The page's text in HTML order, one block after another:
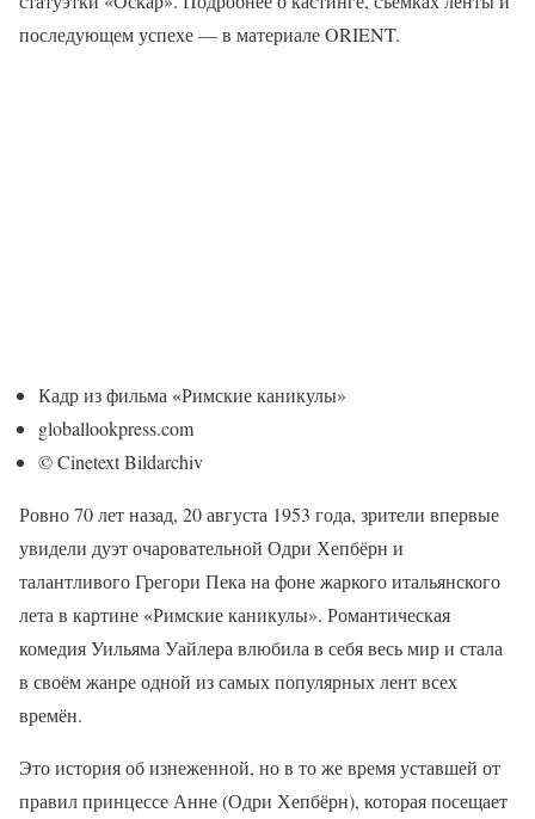
последующем успехе — в материале ORIENT.
Кадр из фильма «Римские каникулы»
globallookpress.com
© Cinetext Bildarchiv
Ровно 70 лет назад, 20 августа 1953 года, зрители впервые
увидели дуэт очаровательной Одри Хепбёрн и
талантливого Грегори Пека на фоне жаркого итальянского
лета в картине «Римские каникулы». Романтическая
комедия Уильяма Уайлера влюбила в себя весь мир и стала
в своём жанре одной из самых популярных лент всех
времён.
Это история об изнеженной, но в то же время уставшей от
правил принцессе Анне (Одри Хепбёрн), которая посещает